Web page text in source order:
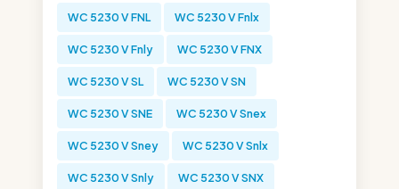
WC 5230 V FNL WC 5230 V Fnlx
WC 5230 V Fnly WC 5230 V FNX
WC 5230 V SL WC 5230 V SN
WC 5230 V SNE WC 5230 V Snex
WC 5230 V Sney WC 5230 V Snlx
WC 5230 V Snly WC 5230 V SNX